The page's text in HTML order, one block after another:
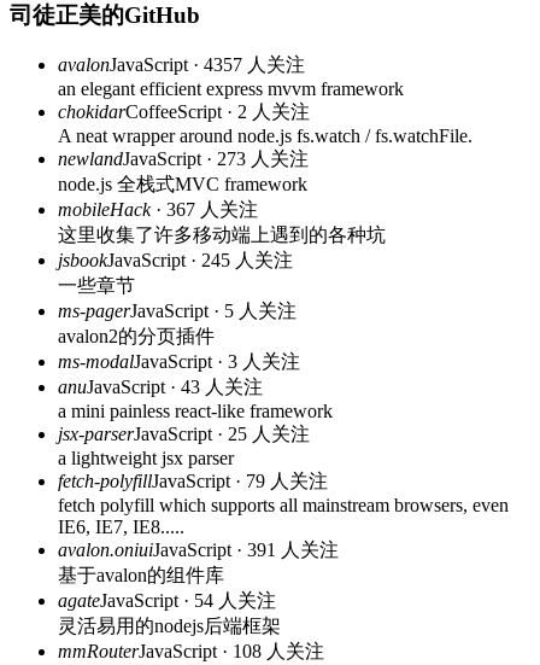
司徒正美的GitHub
avalonJavaScript · 4357 人关注
an elegant efficient express mvvm framework
chokidarCoffeeScript · 2 人关注
A neat wrapper around node.js fs.watch / fs.watchFile.
newlandJavaScript · 273 人关注
node.js 全栈式MVC framework
mobileHack· 367 人关注
这里收集了许多移动端上遇到的各种坑
jsbookJavaScript · 245 人关注
一些章节
ms-pagerJavaScript · 5 人关注
avalon2的分页插件
ms-modalJavaScript · 3 人关注
anuJavaScript · 43 人关注
a mini painless react-like framework
jsx-parserJavaScript · 25 人关注
a lightweight jsx parser
fetch-polyfillJavaScript · 79 人关注
fetch polyfill which supports all mainstream browsers, even
IE6, IE7, IE8.....
avalon.oniuiJavaScript · 391 人关注
基于avalon的组件库
agateJavaScript · 54 人关注
灵活易用的nodejs后端框架
mmRouterJavaScript · 108 人关注